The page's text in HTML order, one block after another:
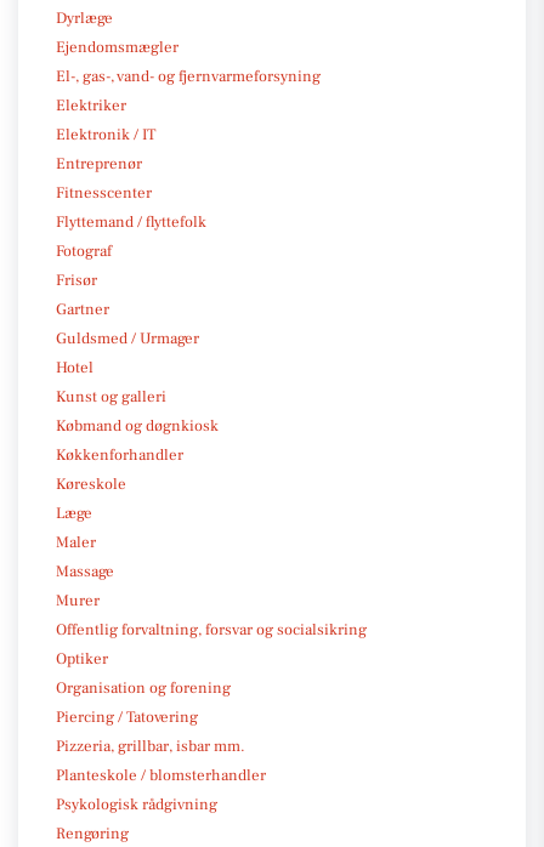
Dyrlæge
Ejendomsmægler
El-, gas-, vand- og fjernvarmeforsyning
Elektriker
Elektronik / IT
Entreprenør
Fitnesscenter
Flyttemand / flyttefolk
Fotograf
Frisør
Gartner
Guldsmed / Urmager
Hotel
Kunst og galleri
Købmand og døgnkiosk
Køkkenforhandler
Køreskole
Læge
Maler
Massage
Murer
Offentlig forvaltning, forsvar og socialsikring
Optiker
Organisation og forening
Piercing / Tatovering
Pizzeria, grillbar, isbar mm.
Planteskole / blomsterhandler
Psykologisk rådgivning
Rengøring